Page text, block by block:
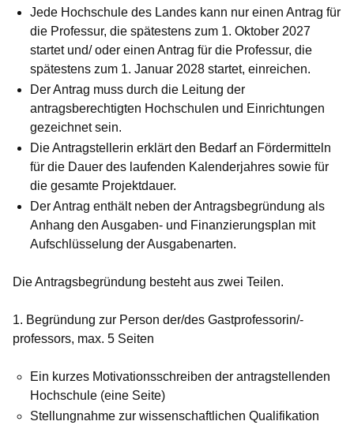
Jede Hochschule des Landes kann nur einen Antrag für
die Professur, die spätestens zum 1. Oktober 2027
startet und/ oder einen Antrag für die Professur, die
spätestens zum 1. Januar 2028 startet, einreichen.
Der Antrag muss durch die Leitung der
antragsberechtigten Hochschulen und Einrichtungen
gezeichnet sein.
Die Antragstellerin erklärt den Bedarf an Fördermitteln
für die Dauer des laufenden Kalenderjahres sowie für
die gesamte Projektdauer.
Der Antrag enthält neben der Antragsbegründung als
Anhang den Ausgaben- und Finanzierungsplan mit
Aufschlüsselung der Ausgabenarten.
Die Antragsbegründung besteht aus zwei Teilen.
1. Begründung zur Person der/des Gastprofessorin/-
professors, max. 5 Seiten
Ein kurzes Motivationsschreiben der antragstellenden
Hochschule (eine Seite)
Stellungnahme zur wissenschaftlichen Qualifikation